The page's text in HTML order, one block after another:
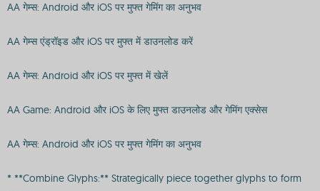
AA गेम्स: Android और iOS पर मुफ्त गेमिंग का अनुभव
AA गेम्स एंड्रॉइड और iOS पर मुफ्त में डाउनलोड करें
AA गेम्स: Android और iOS पर मुफ्त में खेलें
AA Game: Android और iOS के लिए मुफ्त डाउनलोड और गेमिंग एक्सेस
AA गेम्स: Android और iOS पर मुफ्त गेमिंग का अनुभव
* **Combine Glyphs:** Strategically piece together glyphs to form